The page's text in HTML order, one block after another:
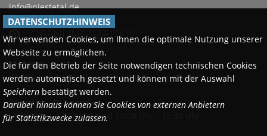
info@niestetal.de
 ÖFFNUNGSZEITEN
Montags
08:30 Uhr - 12:00 Uhr und 14:00 Uhr - 18:00 Uhr
Dienstag - Donnerstag
08:30 Uhr - 12:00 Uhr und 14:00 Uhr - 15:30 Uhr
DATENSCHUTZHINWEIS
Wir verwenden Cookies, um Ihnen die optimale Nutzung unserer
Webseite zu ermöglichen.
Die für den Betrieb der Seite notwendigen technischen Cookies
werden automatisch gesetzt und können mit der Auswahl
Speichern bestätigt werden.
Darüber hinaus können Sie Cookies von externen Anbietern
für Statistikzwecke zulassen.